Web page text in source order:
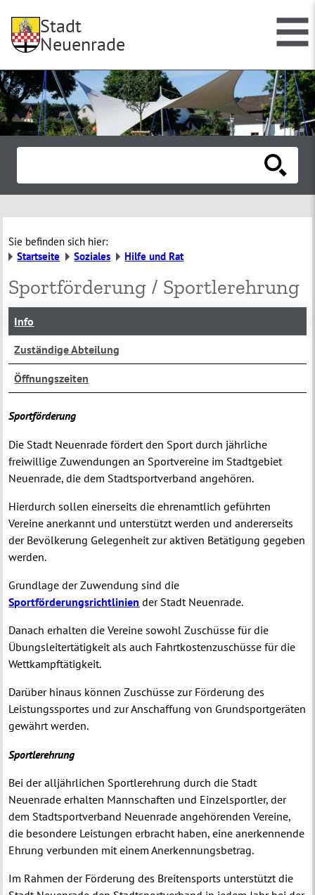
Stadt
Neuenrade
Sie befinden sich hier:
Startseite
Soziales Hilfe und Rat
Sportförderung / Sportlerehrung
Info
Zuständige Abteilung
Öffnungszeiten
Sportförderung
Die Stadt Neuenrade fördert den Sport durch jährliche
freiwillige Zuwendungen an Sportvereine im Stadtgebiet
Neuenrade, die dem Stadtsportverband angehören.
Hierdurch sollen einerseits die ehrenamtlich geführten
Vereine anerkannt und unterstützt werden und andererseits
der Bevölkerung Gelegenheit zur aktiven Betätigung gegeben
werden.
Grundlage der Zuwendung sind die
Sportförderungsrichtlinien der Stadt Neuenrade.
Danach erhalten die Vereine sowohl Zuschüsse für die
Übungsleitertätigkeit als auch Fahrtkostenzuschüsse für die
Wettkampftätigkeit.
Darüber hinaus können Zuschüsse zur Förderung des
Leistungssportes und zur Anschaffung von Grundsportgeräten
gewährt werden.
Sportlerehrung
Bei der alljährlichen Sportlerehrung durch die Stadt
Neuenrade erhalten Mannschaften und Einzelsportler, der
dem Stadtsportverband Neuenrade angehörenden Vereine,
die besondere Leistungen erbracht haben, eine anerkennende
Ehrung verbunden mit einem Anerkennungsbetrag.
Im Rahmen der Förderung des Breitensports unterstützt die